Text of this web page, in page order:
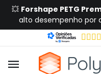
💥 Forshape PETG
alto desempenho por